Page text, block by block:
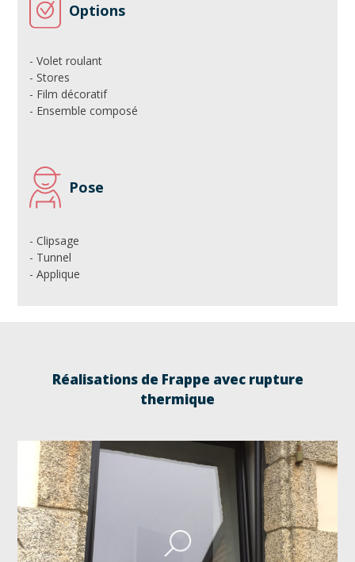
Options
- Volet roulant
- Stores
- Film décoratif
- Ensemble composé
Pose
- Clipsage
- Tunnel
- Applique
Réalisations de Frappe avec rupture
thermique